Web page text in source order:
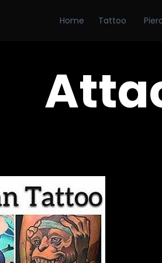
Home Tattoo